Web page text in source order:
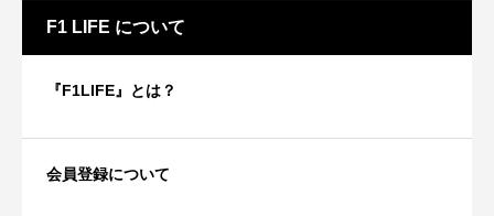
F1 LIFE について
『F1LIFE』とは？
会員登録について